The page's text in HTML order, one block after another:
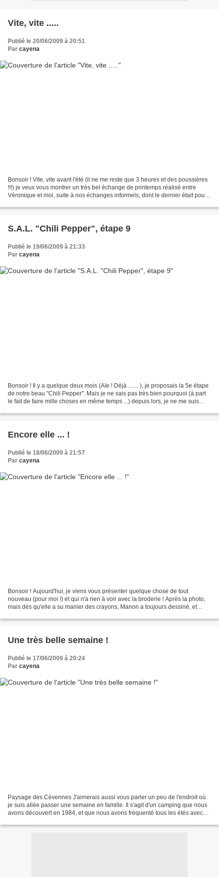
Vite, vite .....
Publié le 20/06/2009 à 20:51
Par cayena
Bonsoir ! Vite, vite avant l'été (il ne me reste que 3 heures et des poussières
!!!) je veux vous montrer un très bel échange de printemps réalisé entre
Véronique et moi, suite à nos échanges informels, dont le dernier était pour
S.A.L. "Chili Pepper", étape 9
Publié le 19/06/2009 à 21:33
Par cayena
Bonsoir ! Il y a quelque deux mois (Aïe ! Déjà ....... ), je proposais la 5e étape
de notre beau "Chili Pepper". Mais je ne sais pas très bien pourquoi (à part
le fait de faire mille choses en même temps ...) depuis lors, je ne me suis
Encore elle ... !
Publié le 18/06/2009 à 21:57
Par cayena
Bonsoir ! Aujourd'hui, je viens vous présenter quelque chose de tout
nouveau (pour moi !) et qui n'a rien à voir avec la broderie ! Après la photo,
mais dès qu'elle a su manier des crayons, Manon a toujours dessiné, et
Une très belle semaine !
Publié le 17/06/2009 à 20:24
Par cayena
Paysage des Cévennes J'aimerais aussi vous parler un peu de l'endroit où
je suis allée passer une semaine en famille. Il s'agit d'un camping que nous
avons découvert en 1984, et que nous avons fréquenté tous les étés avec